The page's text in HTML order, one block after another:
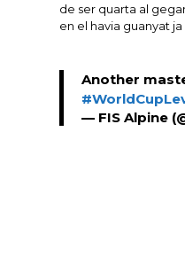
de ser quarta al
en el havia guanyat
Another
— FIS Alpine